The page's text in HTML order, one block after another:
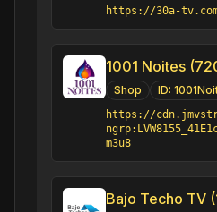
https://30a-
1001 Noites
Shop ID:
https://
m3u8
Bajo Techo TV